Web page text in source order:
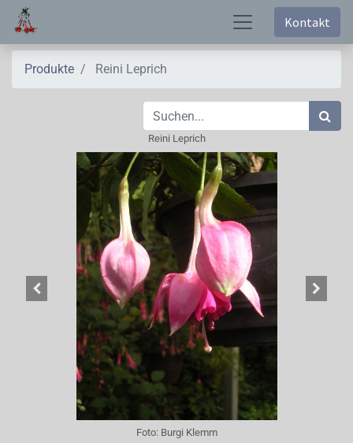
Kontakt
Produkte Reini Leprich
Reini Leprich
Foto: Burgi Klemm